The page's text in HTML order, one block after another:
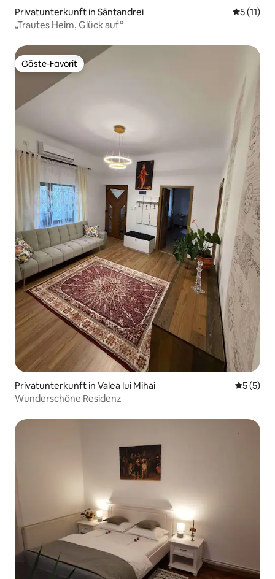
Privatunterkunft in Sântandrei
5 (11)
„Trautes Heim, Glück auf“
Gäste-Favorit
Gäste-Favorit
Privatunterkunft in Valea lui Mihai
5 (5)
Wunderschöne Residenz